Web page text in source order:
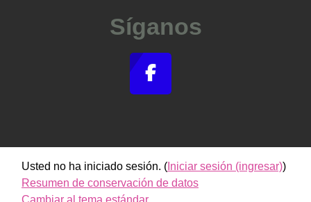
Síganos
Usted no ha iniciado sesión. ( Iniciar sesión (ingresar))
Resumen de conservación de datos
Cambiar al tema estándar